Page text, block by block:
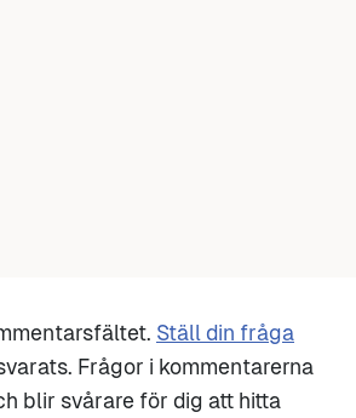
Ställ din fråga
Frågor i kommentarerna
blir svårare för dig att hitta